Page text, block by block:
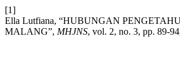
[1]
Ella Lutfiana, “HUBUNGAN
MALANG”, MHJNS, vol. 2, no. 3, pp. 89-